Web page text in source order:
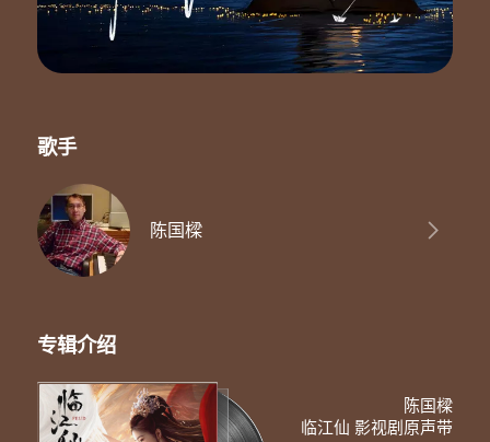
歌手
陈国樑
专辑介绍
陈国樑
临江仙 影视剧原声带